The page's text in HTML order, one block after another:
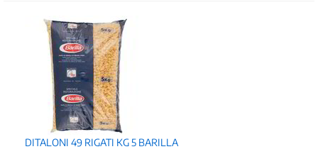
DITALONI 49 RIGATI KG 5 BARILLA